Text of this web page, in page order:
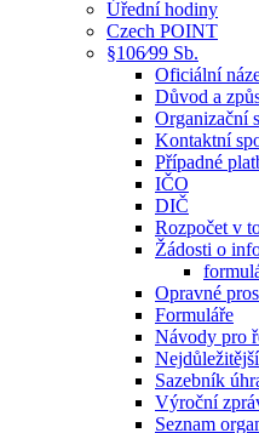
Úřední hodiny
Czech POINT
§106⁄99 Sb.
Oficiální
Důvod a
Organizační
Kontaktní
Případné
IČO
DIČ
Rozpočet v
Žádosti o
Opravné
Formuláře
Návody pro
Sazebník
Výroční
Seznam